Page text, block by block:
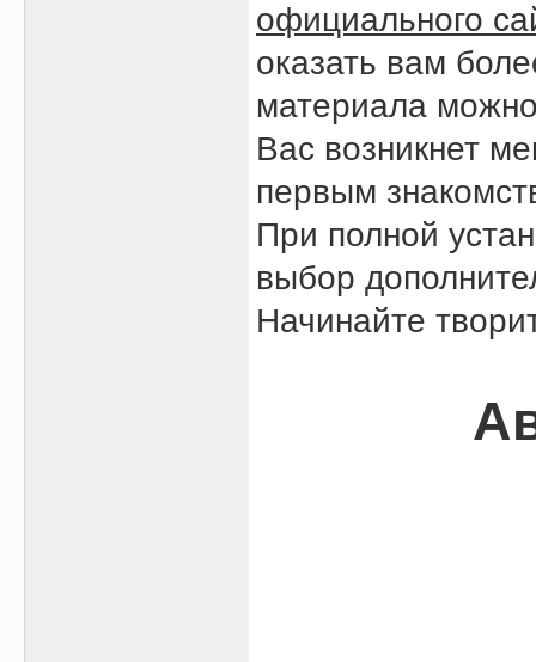
официального
оказать вам
материала
Вас возникнет
первым
При полной
выбор
Начинайте